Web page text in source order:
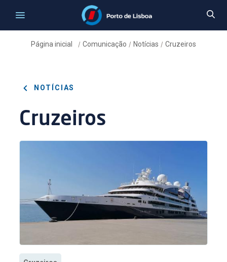
Página inicial / Comunicação / Notícias / Cruzeiros
NOTÍCIAS
Cruzeiros